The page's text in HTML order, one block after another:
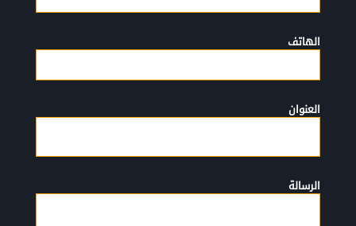
الهاتف
العنوان
الرسالة